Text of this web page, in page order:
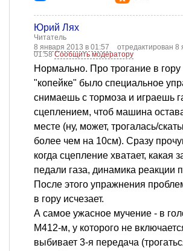
Юрий Лях
Читатель
8 января 2013 в 01:57
отредактирован 8
01:58Сообщить модератору
Нормально. Про трогание в
"копейке" было специальное
снимаешь с тормоза и играешь
сцеплением, чтоб машина
месте (ну, может, трогалась/
более чем на 10см). Сразу
когда сцепление хватает, какая
педали газа, динамика реакции
После этого упражнения
в гору исчезает.
А самое ужасное мучение - в
М412-м, у которого не
выбивает 3-я передача